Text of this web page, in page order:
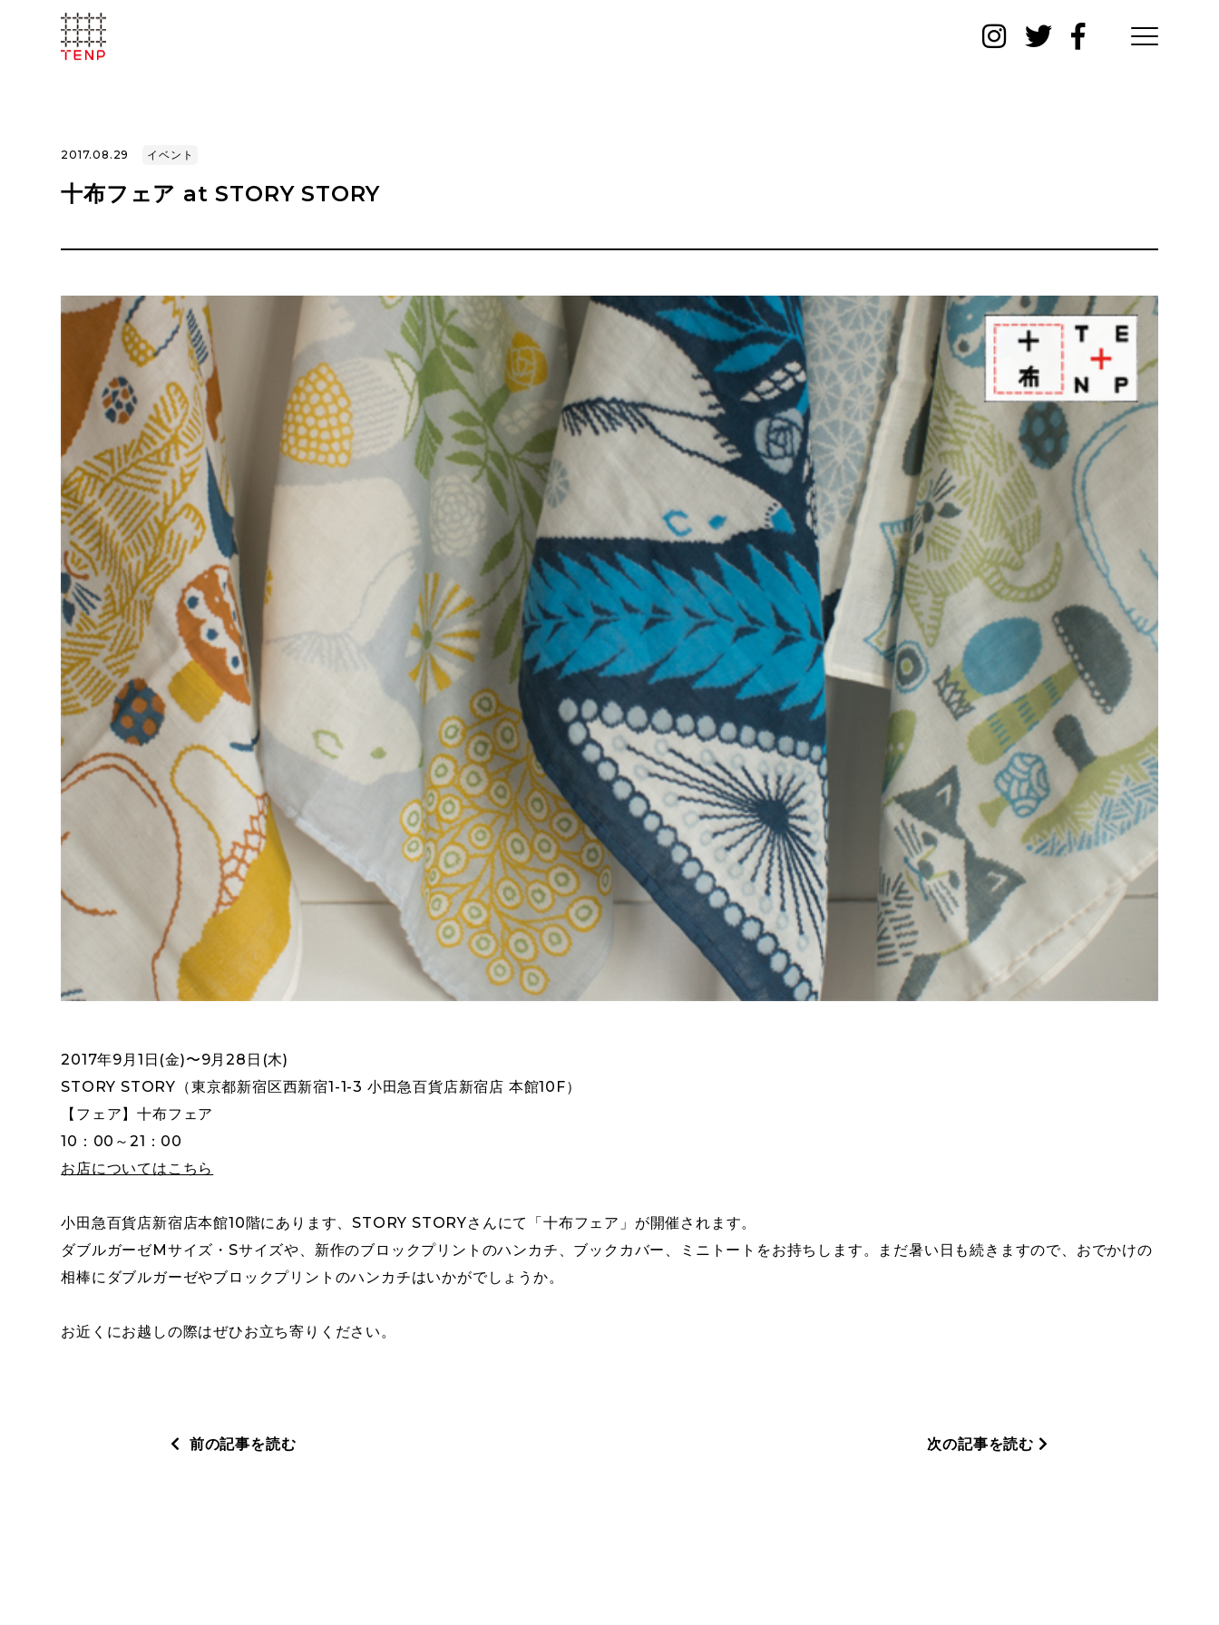
2017.08.29 イベント
十布フェア at STORY STORY
2017年9月1日(金)〜9月28日(木)
STORY STORY（東京都新宿区西新宿1-1-3 小田急百貨店新宿店 本館10F）
【フェア】十布フェア
10：00～21：00
お店についてはこちら
小田急百貨店新宿店本館10階にあります、STORY STORYさんにて「十布フェア」が開催されます。
ダブルガーゼMサイズ・Sサイズや、新作のブロックプリントのハンカチ、ブックカバー、ミニトートをお持ちします。まだ暑い日も続きますので、おでかけの
相棒にダブルガーゼやブロックプリントのハンカチはいかがでしょうか。
お近くにお越しの際はぜひお立ち寄りください。
前の記事を読む 次の記事を読む